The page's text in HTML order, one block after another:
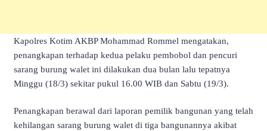
Kapolres Kotim AKBP Mohammad Rommel mengatakan,
penangkapan terhadap kedua pelaku pembobol dan pencuri
sarang burung walet ini dilakukan dua bulan lalu tepatnya
Minggu (18/3) sekitar pukul 16.00 WIB dan Sabtu (19/3).
Penangkapan berawal dari laporan pemilik bangunan yang telah
kehilangan sarang burung walet di tiga bangunannya akibat